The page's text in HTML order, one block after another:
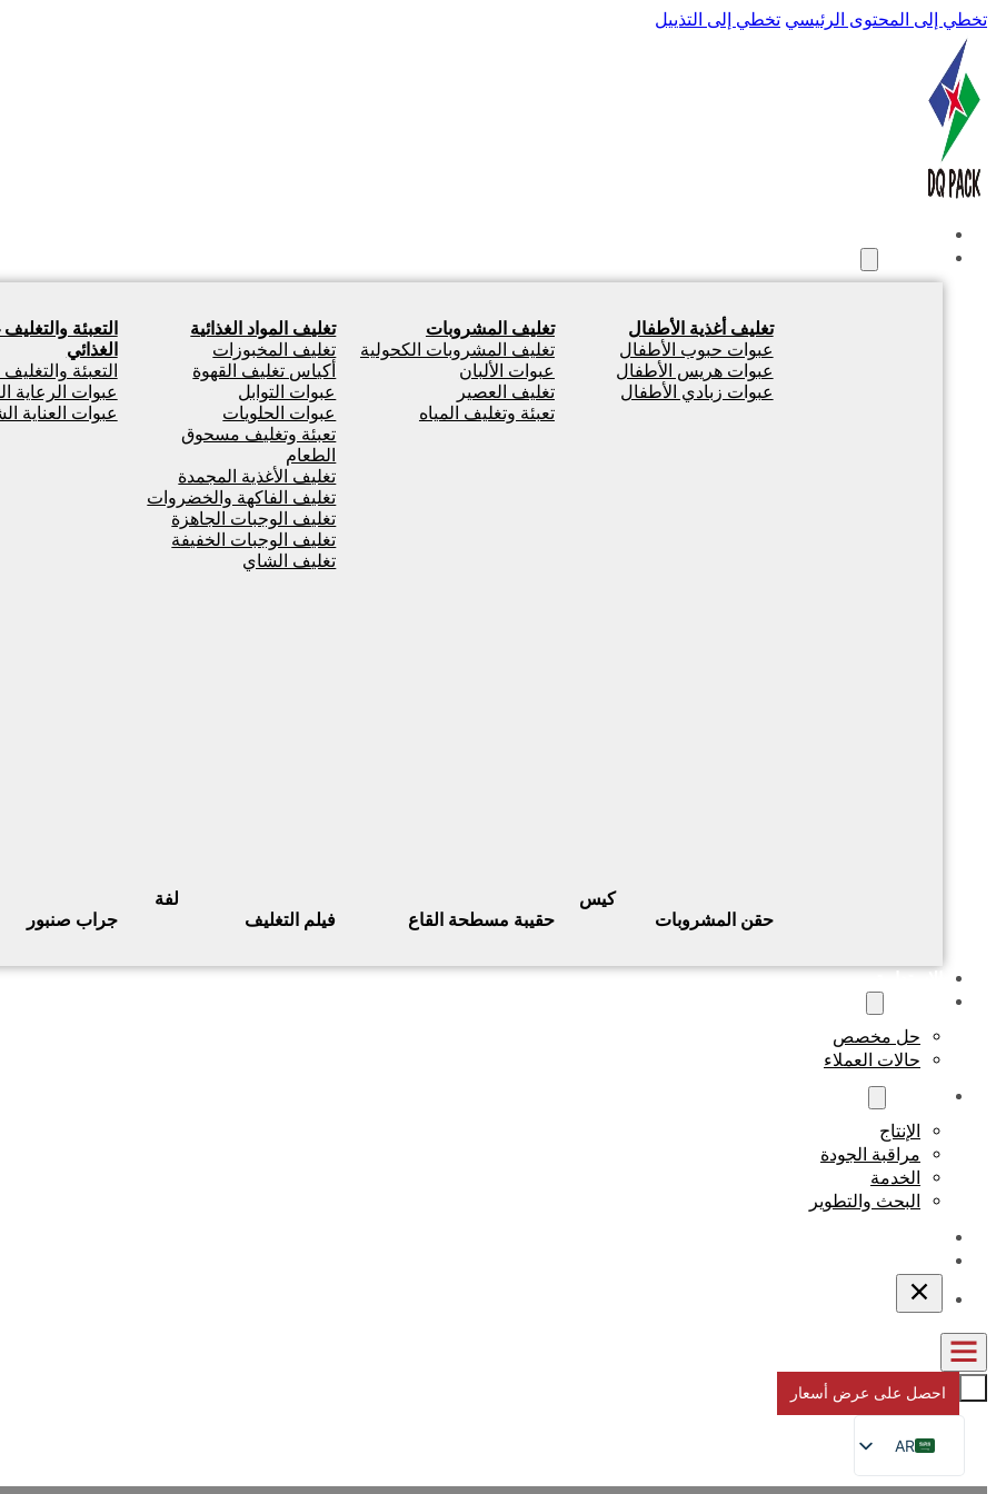
تخطي إلى المحتوى الرئيسي تخطي إلى التذييل
تغليف أغذية الأطفال
عبوات حبوب الأطفال
عبوات هريس الأطفال
عبوات زبادي الأطفال
تغليف المشروبات
تغليف المشروبات الكحولية
عبوات الألبان
تغليف العصير
تعبئة وتغليف المياه
تغليف المواد الغذائية
تغليف المخبوزات
أكياس تغليف القهوة
عبوات التوابل
عبوات الحلويات
تعبئة وتغليف مسحوق
الطعام
تغليف الأغذية المجمدة
تغليف الفاكهة والخضروات
تغليف الوجبات الجاهزة
تغليف الوجبات الخفيفة
تغليف الشاي
التعبئة
الغذائي
التعبئة
عبوات الرعاية
عبوات العناية
كيس
حقن المشروبات
حقيبة مسطحة القاع
لفة
فيلم التغليف
جراب صنبور
حل مخصص
حالات العملاء
الإنتاج
مراقبة الجودة
الخدمة
البحث والتطوير
احصل على عرض أسعار
AR
EN